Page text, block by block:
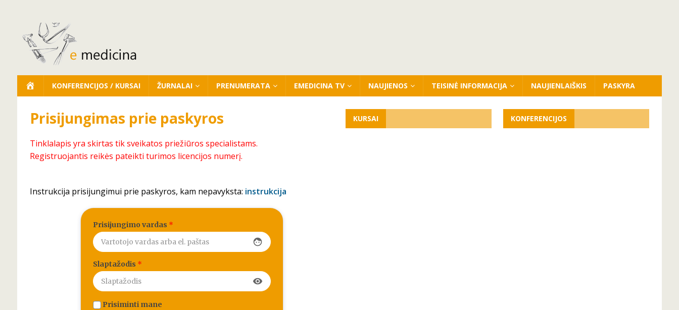
KONFERENCIJOS / KURSAI ŽURNALAI PRENUMERATA EMEDICINA TV NAUJIENOS TEISINĖ INFORMACIJA NAUJIENLAIŠKIS PASKYRA
Prisijungimas prie paskyros
Tinklalapis yra skirtas tik sveikatos priežiūros specialistams.
Registruojantis reikės pateikti turimos licencijos numerį.
Instrukcija prisijungimui prie paskyros, kam nepavyksta: instrukcija
Prisijungimo vardas *
face
Slaptažodis *
visibility
Prisiminti mane
KURSAI KONFERENCIJOS